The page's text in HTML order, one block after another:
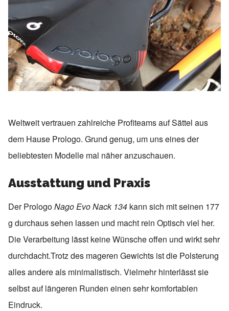
Weltweit vertrauen zahlreiche Profiteams auf Sättel aus
dem Hause Prologo. Grund genug, um uns eines der
beliebtesten Modelle mal näher anzuschauen.
Ausstattung und Praxis
Der PrologoNago Evo Nack 134 kann sich mit seinen 177
g durchaus sehen lassen und macht rein Optisch viel her.
Die Verarbeitung lässt keine Wünsche offen und wirkt sehr
durchdacht.Trotz des mageren Gewichts ist die Polsterung
alles andere als minimalistisch. Vielmehr hinterlässt sie
selbst auf längeren Runden einen sehr komfortablen
Eindruck.